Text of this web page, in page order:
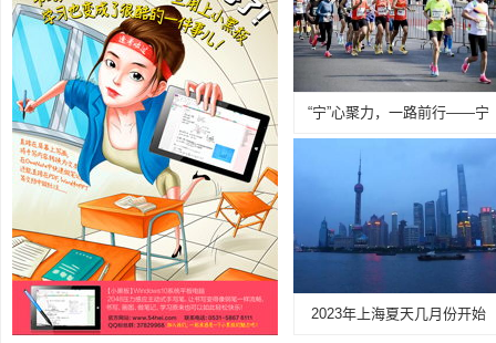
“宁”心聚力，一路前行——宁
2023年上海夏天几月份开始